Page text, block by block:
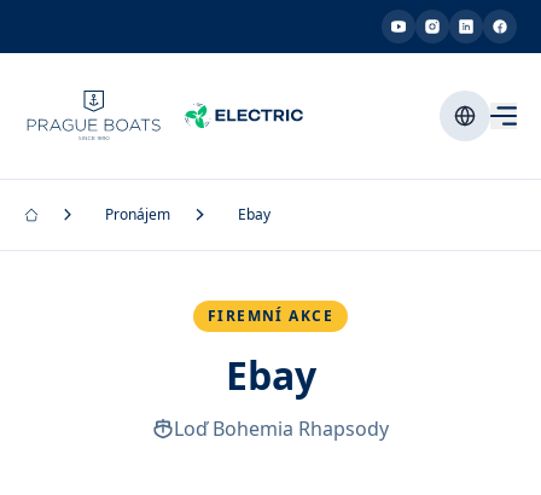
Pronájem Ebay
FIREMNÍ AKCE
Ebay
Loď Bohemia Rhapsody